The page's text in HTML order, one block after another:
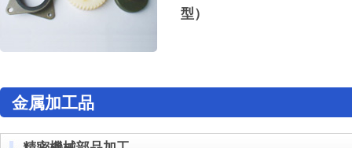
型）
金属加工品